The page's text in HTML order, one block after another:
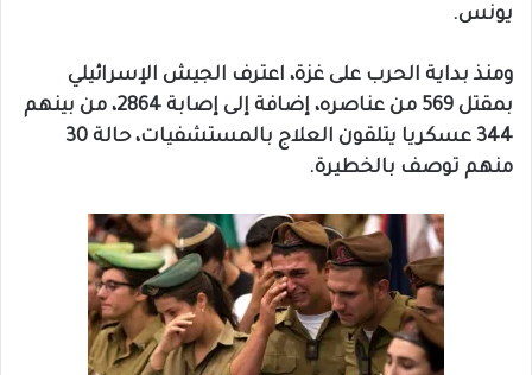
يونس.
ومنذ بداية الحرب على غزة، اعترف الجيش الإسرائيلي
بمقتل 569 من عناصره، إضافة إلى إصابة 2864، من بينهم
344 عسكريا يتلقون العلاج بالمستشفيات، حالة 30
منهم توصف بالخطيرة.